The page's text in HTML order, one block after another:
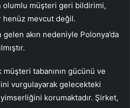
olumlu müşteri geri bildirimi,
mevcut değil.
gelen akın nedeniyle Polonya’da
tabanının gücünü ve
vurgulayarak gelecekteki
korumaktadır. Şirket,